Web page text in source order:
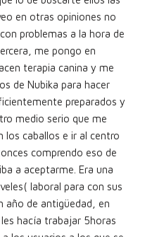
en otras opiniones no
problemas a la hora de
me pongo en
terapia canina y me
de Nubika para hacer
preparados y
medio serio que me
los caballos e ir al centro
comprendo eso de
a aceptarme. Era una
laboral para con sus
año de antigüedad, en
hacía trabajar 5horas